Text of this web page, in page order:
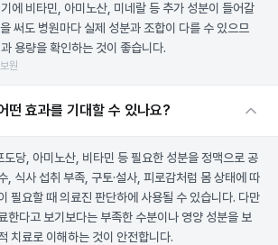
에 비타민, 아미노산, 미네랄 등 추가 성분이 들어갈
써도 병원마다 실제 성분과 조합이 다를 수 있으므
용량을 확인하는 것이 좋습니다.
원
떤 효과를 기대할 수 있나요?
당, 아미노산, 비타민 등 필요한 성분을 정맥으로 공
, 식사 섭취 부족, 구토·설사, 피로감처럼 몸 상태에 따
필요할 때 의료진 판단하에 사용될 수 있습니다. 다만
한다고 보기보다는 부족한 수분이나 영양 성분을 보
치료로 이해하는 것이 안전합니다.